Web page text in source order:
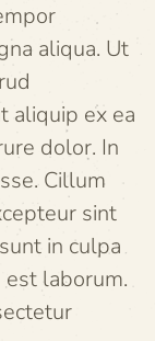
aliqua. Ut
aliquip ex ea
dolor. In
Cillum
sint
in culpa
laborum.